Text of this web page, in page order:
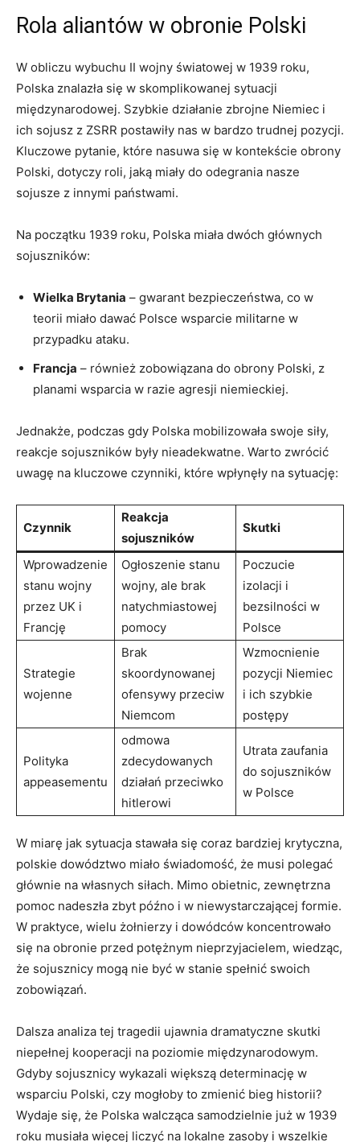
Rola aliantów w obronie Polski
W obliczu wybuchu II wojny światowej w 1939 roku,
Polska znalazła⁢ się w skomplikowanej sytuacji
międzynarodowej. Szybkie działanie zbrojne Niemiec i
ich sojusz z ZSRR ⁢postawiły nas ​w bardzo trudnej pozycji.
Kluczowe pytanie, które nasuwa się w⁤ kontekście obrony
Polski, dotyczy roli, jaką miały ‍do odegrania nasze
sojusze ‍z innymi państwami.
Na początku​ 1939 roku, Polska miała dwóch głównych
sojuszników:
Wielka‌ Brytania – gwarant‌ bezpieczeństwa, co w
teorii miało dawać Polsce wsparcie‍ militarne w
przypadku ataku.
Francja – również ⁣zobowiązana do ⁢obrony Polski, z
planami wsparcia⁣ w razie agresji niemieckiej.
Jednakże, podczas gdy Polska mobilizowała swoje‍ siły,
reakcje sojuszników były nieadekwatne. Warto zwrócić
‌uwagę na kluczowe⁢ czynniki, które wpłynęły na sytuację:
Czynnik
Reakcja
sojuszników
Skutki
Wprowadzenie
stanu wojny
przez UK ‌i‍
Francję
Ogłoszenie stanu
wojny, ale​ brak
natychmiastowej
pomocy
Poczucie
izolacji i
bezsilności w
Polsce
Strategie
wojenne
Brak
skoordynowanej
ofensywy przeciw
Niemcom
Wzmocnienie
pozycji Niemiec ​
i ich szybkie
postępy
Polityka
appeasementu
odmowa ​
zdecydowanych
działań przeciwko
hitlerowi
Utrata zaufania
do sojuszników
w Polsce
W miarę‌ jak sytuacja stawała się coraz bardziej krytyczna,
polskie dowództwo⁤ miało świadomość, że musi ​polegać
głównie na ‍własnych siłach. Mimo‌ obietnic, zewnętrzna
pomoc ⁣nadeszła zbyt ⁣późno i w niewystarczającej formie.
‌W praktyce, wielu ⁤żołnierzy i dowódców koncentrowało‌
się na obronie przed potężnym ‍nieprzyjacielem, wiedząc,
że sojusznicy mogą nie być⁤ w stanie spełnić ‍swoich
zobowiązań.
Dalsza analiza tej tragedii⁣ ujawnia dramatyczne skutki
niepełnej kooperacji na‌ poziomie międzynarodowym.
Gdyby sojusznicy‍ wykazali większą determinację w
wsparciu Polski, czy mogłoby to⁣ zmienić bieg historii?
Wydaje ⁤się, że Polska walcząca samodzielnie już w ⁢1939
roku‍ musiała więcej ⁣liczyć na lokalne ​zasoby⁤ i ‍wszelkie⁢